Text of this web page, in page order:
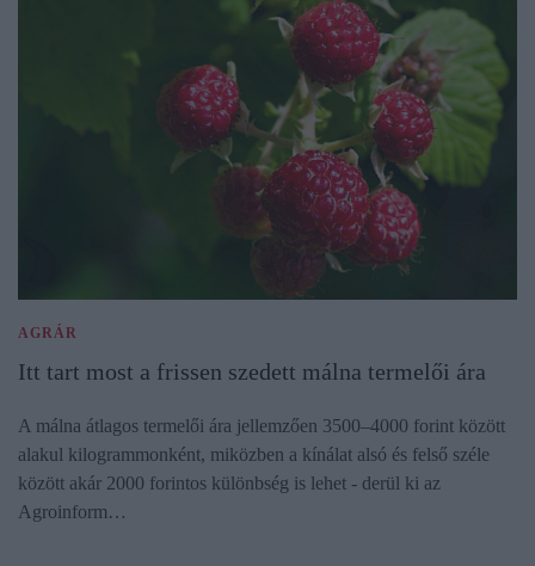
AGRÁR
Itt tart most a frissen szedett málna termelői ára
A málna átlagos termelői ára jellemzően 3500–4000 forint között
alakul kilogrammonként, miközben a kínálat alsó és felső széle
között akár 2000 forintos különbség is lehet - derül ki az
Agroinform…